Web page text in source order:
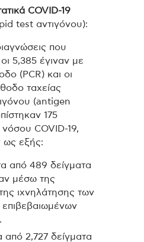
COVID-19
test αντιγόνου):
που
5,385 έγιναν με
(PCR) και οι
ταχείας
(antigen
175
νόσου COVID-19,
ως εξής:
από 489 δείγματα
μέσω της
ιχνηλάτησης των
2,727 δείγματα